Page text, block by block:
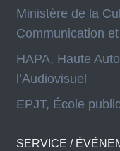
Ministère de la
Communication
HAPA, Haute
l’Audiovisuel
EPJT, École
SERVICE /